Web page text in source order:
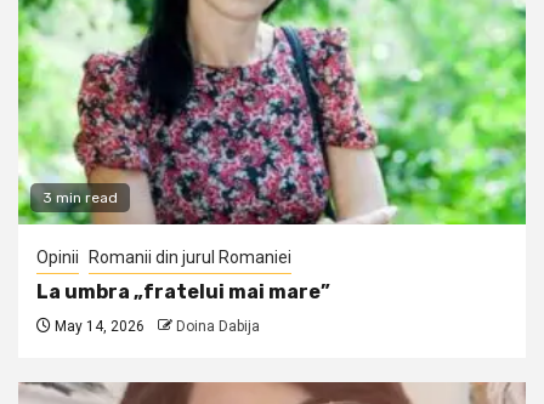
3 min read
Opinii Romanii din jurul Romaniei
La umbra „fratelui mai mare”
May 14, 2026 Doina Dabija